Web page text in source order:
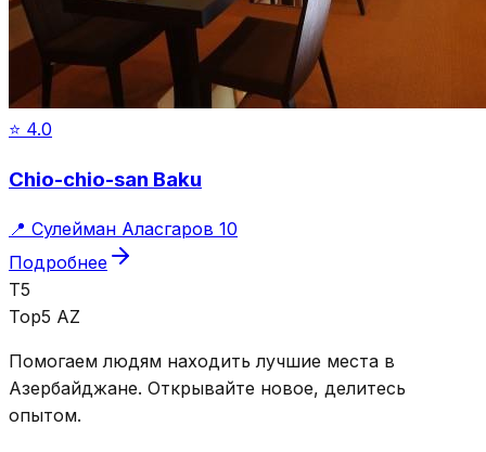
⭐ 4.0
Chio-chio-san Baku
📍 Сулейман Аласгаров 10
Подробнее
T5
Top5 AZ
Помогаем людям находить лучшие места в
Азербайджане. Открывайте новое, делитесь
опытом.